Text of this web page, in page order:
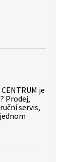
je
Prodej,
servis,